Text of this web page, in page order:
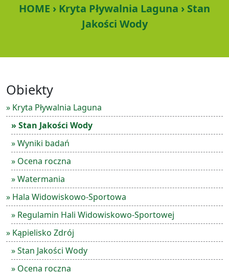
HOME › Kryta Pływalnia Laguna › Stan
Jakości Wody
Obiekty
» Kryta Pływalnia Laguna
» Stan Jakości Wody
» Wyniki badań
» Ocena roczna
» Watermania
» Hala Widowiskowo-Sportowa
» Regulamin Hali Widowiskowo-Sportowej
» Kąpielisko Zdrój
» Stan Jakości Wody
» Ocena roczna